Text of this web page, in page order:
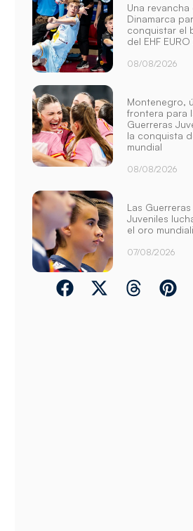
Una
Dinamarca
conquistar el
del EHF
08/08/2026
Montenegro,
frontera para
Guerreras
la conquista
mundial
08/08/2026
Las Guerreras
Juveniles
el oro
07/08/2026